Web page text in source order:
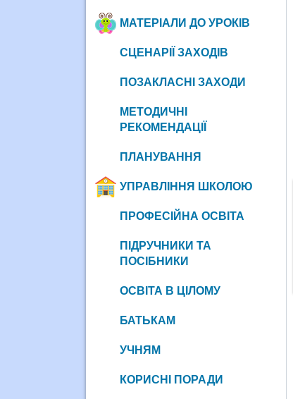
МАТЕРІАЛИ ДО УРОКІВ
СЦЕНАРІЇ ЗАХОДІВ
ПОЗАКЛАСНІ ЗАХОДИ
МЕТОДИЧНІ
РЕКОМЕНДАЦІЇ
ПЛАНУВАННЯ
УПРАВЛІННЯ ШКОЛОЮ
ПРОФЕСІЙНА ОСВІТА
ПІДРУЧНИКИ ТА
ПОСІБНИКИ
ОСВІТА В ЦІЛОМУ
БАТЬКАМ
УЧНЯМ
КОРИСНІ ПОРАДИ